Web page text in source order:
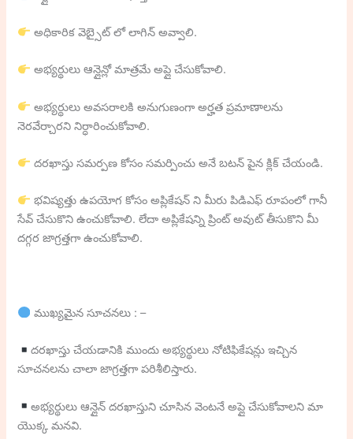
అధికారిక వెబ్సైట్ లో లాగిన్ అవ్వాలి.
అభ్యర్థులు ఆన్లైన్లో మాత్రమే అప్లై చేసుకోవాలి.
అభ్యర్థులు అవసరాలకి అనుగుణంగా అర్హత ప్రమాణాలను
నెరవేర్చారని నిర్ధారించుకోవాలి.
దరఖాస్తు సమర్పణ కోసం సమర్పించు అనే బటన్ పైన క్లిక్ చేయండి.
భవిష్యత్తు ఉపయోగ కోసం అప్లికేషన్ ని మీరు పిడిఎఫ్ రూపంలో గానీ
సేవ్ చేసుకొని ఉంచుకోవాలి. లేదా అప్లికేషన్ని ప్రింట్ అవుట్ తీసుకొని మీ
దగ్గర జాగ్రత్తగా ఉంచుకోవాలి.
ముఖ్యమైన సూచనలు : –
దరఖాస్తు చేయడానికి ముందు అభ్యర్థులు నోటిఫికేషన్లు ఇచ్చిన
సూచనలను చాలా జాగ్రత్తగా పరిశీలిస్తారు.
అభ్యర్థులు ఆన్లైన్ దరఖాస్తుని చూసిన వెంటనే అప్లై చేసుకోవాలని మా
యొక్క మనవి.